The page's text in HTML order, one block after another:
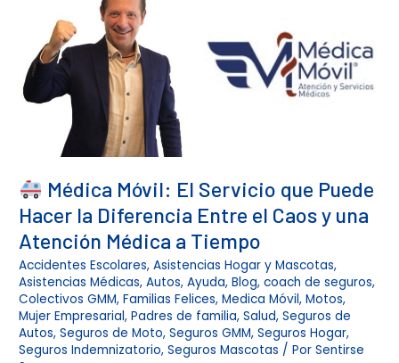
Médica Móvil: El Servicio que Puede
Hacer la Diferencia Entre el Caos y una
Atención Médica a Tiempo
Accidentes Escolares,Asistencias Hogar y Mascotas,
Asistencias Médicas,Autos,Ayuda,Blog,coach de seguros,
Colectivos GMM,Familias Felices,Medica Móvil,Motos,
Mujer Empresarial,Padres de familia,Salud,Seguros de
Autos,Seguros de Moto,Seguros GMM,Seguros Hogar,
Seguros Indemnizatorio,Seguros Mascotas / PorSentirse
una
Atención
Médica